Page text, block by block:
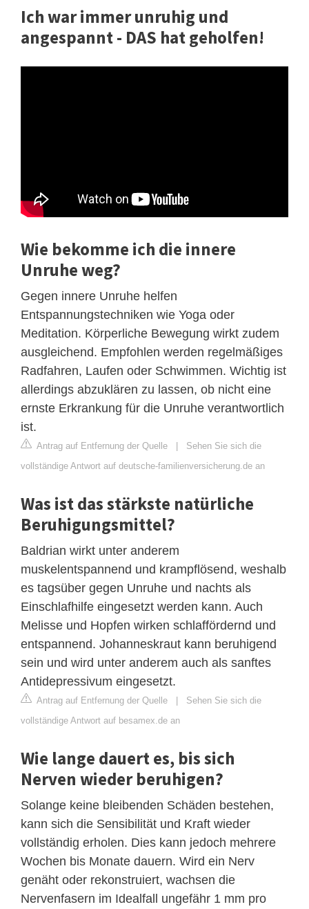
Ich war immer unruhig und
angespannt - DAS hat geholfen!
Wie bekomme ich die innere
Unruhe weg?
Gegen innere Unruhe helfen
Entspannungstechniken wie Yoga oder
Meditation. Körperliche Bewegung wirkt zudem
ausgleichend. Empfohlen werden regelmäßiges
Radfahren, Laufen oder Schwimmen. Wichtig ist
allerdings abzuklären zu lassen, ob nicht eine
ernste Erkrankung für die Unruhe verantwortlich
ist.
Antrag auf Entfernung der Quelle | Sehen Sie sich die
vollständige Antwort auf deutsche-familienversicherung.de an
Was ist das stärkste natürliche
Beruhigungsmittel?
Baldrian wirkt unter anderem
muskelentspannend und krampflösend, weshalb
es tagsüber gegen Unruhe und nachts als
Einschlafhilfe eingesetzt werden kann. Auch
Melisse und Hopfen wirken schlaffördernd und
entspannend. Johanneskraut kann beruhigend
sein und wird unter anderem auch als sanftes
Antidepressivum eingesetzt.
Antrag auf Entfernung der Quelle | Sehen Sie sich die
vollständige Antwort auf besamex.de an
Wie lange dauert es, bis sich
Nerven wieder beruhigen?
Solange keine bleibenden Schäden bestehen,
kann sich die Sensibilität und Kraft wieder
vollständig erholen. Dies kann jedoch mehrere
Wochen bis Monate dauern. Wird ein Nerv
genäht oder rekonstruiert, wachsen die
Nervenfasern im Idealfall ungefähr 1 mm pro